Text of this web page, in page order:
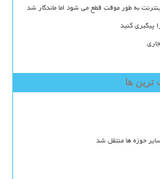
پیگیری کنید
ترین ها